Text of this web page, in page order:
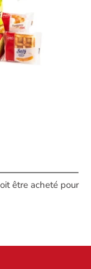
être acheté pour